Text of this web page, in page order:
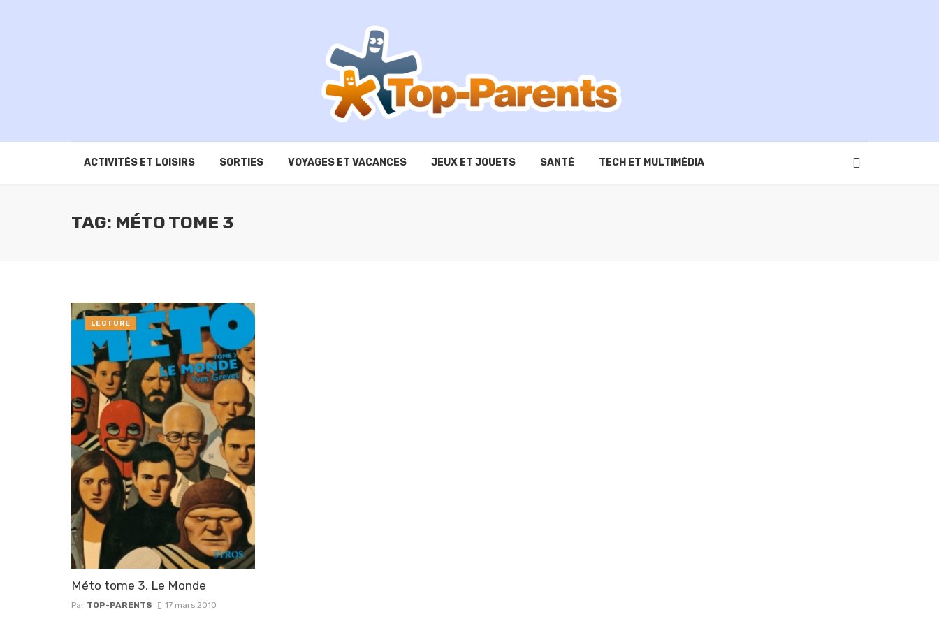
ACTIVITÉS ET LOISIRS SORTIES VOYAGES ET VACANCES JEUX ET JOUETS SANTÉ TECH ET MULTIMÉDIA
TAG: MÉTO TOME 3
Méto tome 3, Le Monde
Par TOP-PARENTS 17 mars 2010
LECTURE